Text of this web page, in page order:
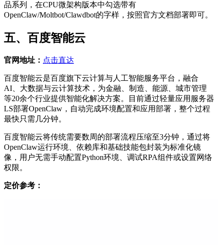
品系列，在CPU微架构版本中勾选带有
OpenClaw/Moltbot/Clawdbot的字样，按照官方文档部署即可。
五、百度智能云
官网地址： 点击直达
百度智能云是百度旗下云计算与人工智能服务平台，融合
AI、大数据与云计算技术，为金融、制造、能源、城市管理
等20余个行业提供智能化解决方案。目前通过轻量应用服务器
LS部署OpenClaw，自动完成环境配置和应用部署，整个过程
最快只需几分钟。
百度智能云将传统需要数周的部署流程压缩至3分钟，通过将
OpenClaw运行环境、依赖库和基础技能包封装为标准化镜
像，用户无需手动配置Python环境、调试RPA组件或设置网络
权限。
定价参考：